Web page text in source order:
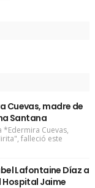
Cuevas, madre de
Santana
*Edermira Cuevas,
falleció este
Lafontaine Díaz a
Jaime